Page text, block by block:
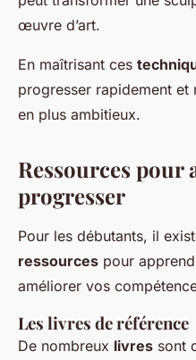
œuvre d’art.
En maîtrisant ces
progresser rapidement
en plus ambitieux.
Ressources pour
progresser
Pour les débutants, il
ressources pour
améliorer vos
Les livres de référence
De nombreux livres sont